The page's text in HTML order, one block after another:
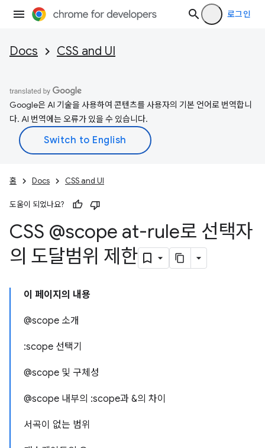
로그인
Docs CSS and UI
Google은 AI 기술을 사용하여 콘텐츠를 사용자의 기본 언어로 번역합니
다. AI 번역에는 오류가 있을 수 있습니다.
홈 Docs CSS and UI
도움이 되었나요?
CSS @scope at-rule로 선택자
의 도달범위 제한
이 페이지의 내용
@scope 소개
:scope 선택기
@scope 및 구체성
@scope 내부의 :scope과 &의 차이
서곡이 없는 범위